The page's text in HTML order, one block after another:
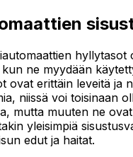
hyllytasot
ne myydään
ovat erittäin leveitä ja
niissä voi toisinaan
mutta muuten ne
yleisimpiä
edut ja haitat.